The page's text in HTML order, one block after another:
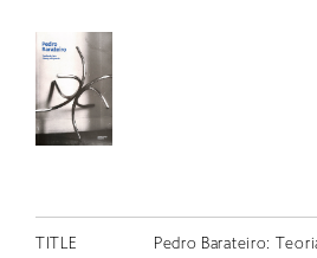
CONTACT
TITLE
Pedro Barateiro: